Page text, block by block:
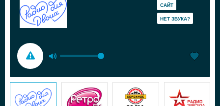
САЙТ
HЕТ ЗВУКА?